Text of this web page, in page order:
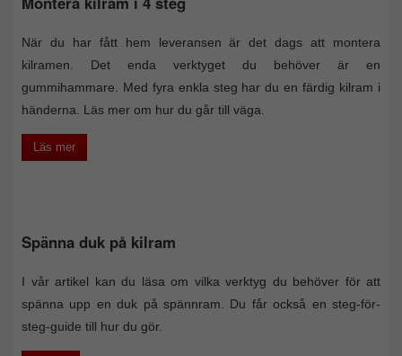
När du har fått hem leveransen är det dags att montera
kilramen. Det enda verktyget du behöver är en
gummihammare. Med fyra enkla steg har du en färdig kilram i
händerna. Läs mer om hur du går till väga.
Läs mer
Spänna duk på kilram
I vår artikel kan du läsa om vilka verktyg du behöver för att
spänna upp en duk på spännram. Du får också en steg-för-
steg-guide till hur du gör.